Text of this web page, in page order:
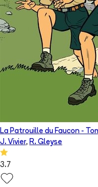
La Patrouille du Faucon -
J. Vivier, R. Gleyse
3.7